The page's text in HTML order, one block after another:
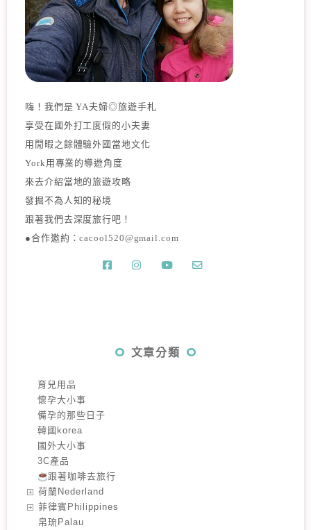
嗨！我們是 YA夫婦◎旅遊手札
享受在國外打工度假的小夫妻
用閒暇之餘體驗外國當地文化
York用專業的導遊角度
來去介紹當地的旅遊攻略
發掘不為人知的秘境
跟著我們去深度旅行吧！
●合作邀約：cacool520@gmail.com
文章分類
育兒用品
懷孕大小事
備孕的那些日子
韓國korea
國外大小事
3C產品
跟著咖啡去旅行
️荷蘭Nederland
️菲律賓Philippines
️帛琉Palau